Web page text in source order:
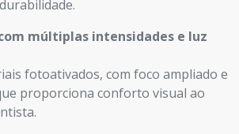
múltiplas intensidades e luz
fotoativados, com foco ampliado e
proporciona conforto visual ao